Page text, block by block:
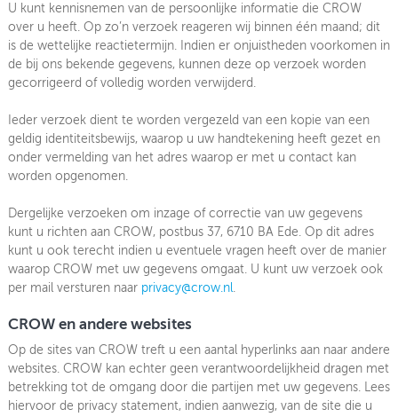
U kunt kennisnemen van de persoonlijke informatie die CROW
over u heeft. Op zo’n verzoek reageren wij binnen één maand; dit
is de wettelijke reactietermijn. Indien er onjuistheden voorkomen in
de bij ons bekende gegevens, kunnen deze op verzoek worden
gecorrigeerd of volledig worden verwijderd.
Ieder verzoek dient te worden vergezeld van een kopie van een
geldig identiteitsbewijs, waarop u uw handtekening heeft gezet en
onder vermelding van het adres waarop er met u contact kan
worden opgenomen.
Dergelijke verzoeken om inzage of correctie van uw gegevens
kunt u richten aan CROW, postbus 37, 6710 BA Ede. Op dit adres
kunt u ook terecht indien u eventuele vragen heeft over de manier
waarop CROW met uw gegevens omgaat. U kunt uw verzoek ook
per mail versturen naar privacy@crow.nl.
CROW en andere websites
Op de sites van CROW treft u een aantal hyperlinks aan naar andere
websites. CROW kan echter geen verantwoordelijkheid dragen met
betrekking tot de omgang door die partijen met uw gegevens. Lees
hiervoor de privacy statement, indien aanwezig, van de site die u